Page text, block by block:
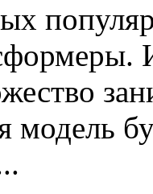
модель